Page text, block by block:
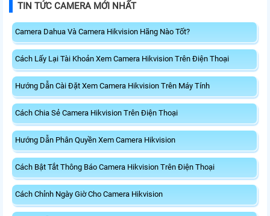
TIN TỨC CAMERA MỚI NHẤT
Camera Dahua Và Camera Hikvision Hãng Nào Tốt?
Cách Lấy Lại Tài Khoản Xem Camera Hikvision Trên Điện Thoại
Hướng Dẫn Cài Đặt Xem Camera Hikvision Trên Máy Tính
Cách Chia Sẻ Camera Hikvision Trên Điện Thoại
Hướng Dẫn Phân Quyền Xem Camera Hikvision
Cách Bật Tắt Thông Báo Camera Hikvision Trên Điện Thoại
Cách Chỉnh Ngày Giờ Cho Camera Hikvision